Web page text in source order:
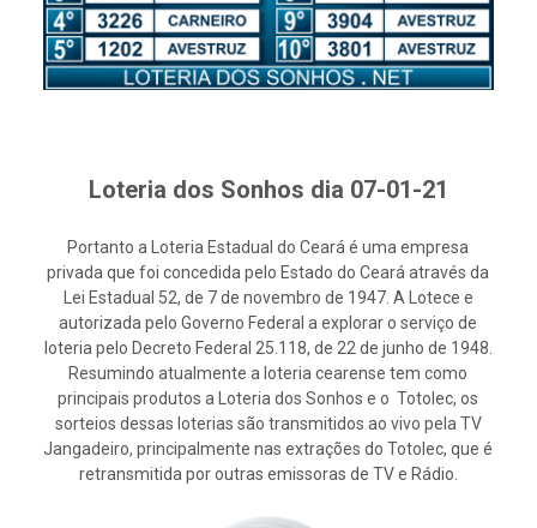
Loteria dos Sonhos dia 07-01-21
Portanto a Loteria Estadual do Ceará é uma empresa
privada que foi concedida pelo Estado do Ceará através da
Lei Estadual 52, de 7 de novembro de 1947. A Lotece e
autorizada pelo Governo Federal a explorar o serviço de
loteria pelo Decreto Federal 25.118, de 22 de junho de 1948.
Resumindo atualmente a loteria cearense tem como
principais produtos a Loteria dos Sonhos e o Totolec, os
sorteios dessas loterias são transmitidos ao vivo pela TV
Jangadeiro, principalmente nas extrações do Totolec, que é
retransmitida por outras emissoras de TV e Rádio.